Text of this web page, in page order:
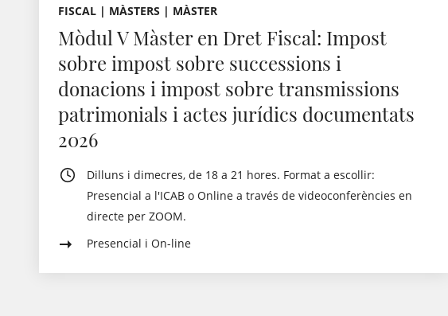
FISCAL | MÀSTERS | MÀSTER
Mòdul V Màster en Dret Fiscal: Impost
sobre impost sobre successions i
donacions i impost sobre transmissions
patrimonials i actes jurídics documentats
2026
Dilluns i dimecres, de 18 a 21 hores. Format a escollir:
Presencial a l'ICAB o Online a través de videoconferències en
directe per ZOOM.
Presencial i On-line